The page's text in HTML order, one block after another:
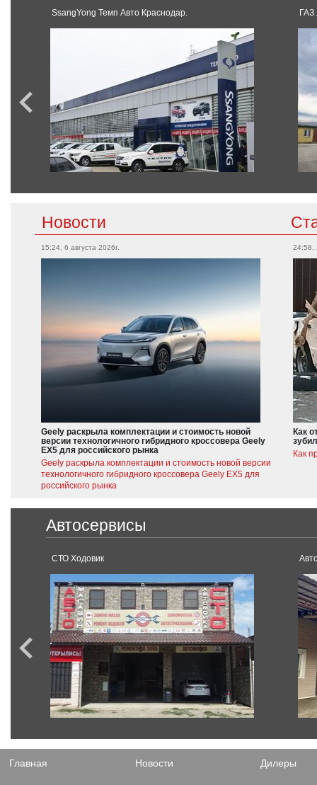
SsangYong Темп Авто Краснодар. ГАЗ
Новости
15:24, 6 августа 2026г.
Geely раскрыла комплектации и стоимость новой
версии технологичного гибридного кроссовера Geely
EX5 для российского рынка
Geely раскрыла комплектации и стоимость новой версии
технологичного гибридного кроссовера Geely EX5 для
российского рынка
24:58,
Как
Как
Автосервисы
СТО Ходовик
Главная Новости Дилеры